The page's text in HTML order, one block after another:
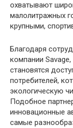
охватывают
малолитражных
крупными,
Благодаря
компании
становятся
потребителей,
экологическую
Подобное
инновационные
самые